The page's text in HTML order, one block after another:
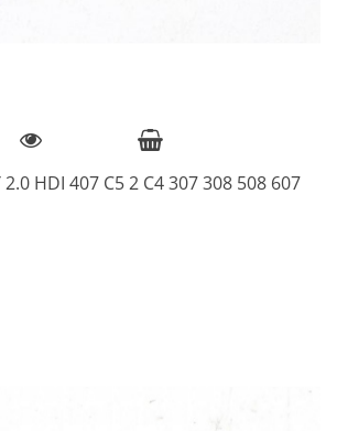
2.0 HDI 407 C5 2 C4 307 308 508 607